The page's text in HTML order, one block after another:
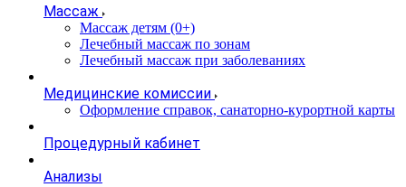
Массаж
Массаж детям (0+)
Лечебный массаж по зонам
Лечебный массаж при заболеваниях
Медицинские комиссии
Оформление справок, санаторно-курортной карты
Процедурный кабинет
Анализы